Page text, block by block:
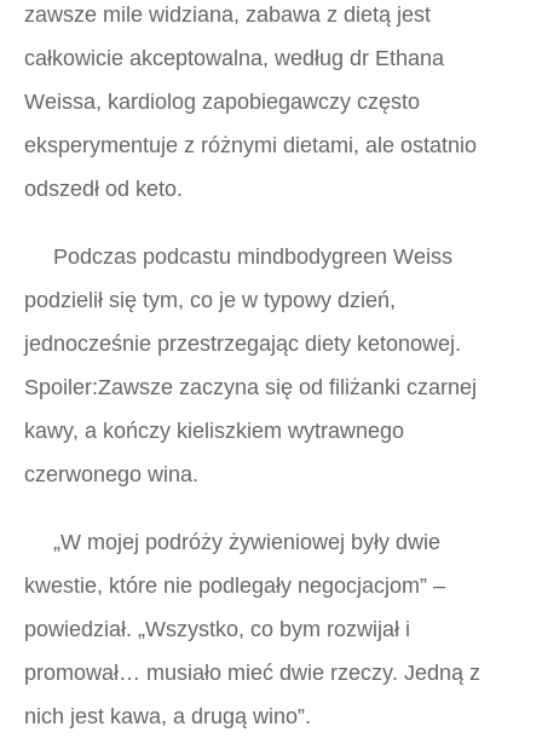
zawsze mile widziana, zabawa z dietą jest
całkowicie akceptowalna, według dr Ethana
Weissa, kardiolog zapobiegawczy często
eksperymentuje z różnymi dietami, ale ostatnio
odszedł od keto.
Podczas podcastu mindbodygreen Weiss
podzielił się tym, co je w typowy dzień,
jednocześnie przestrzegając diety ketonowej.
Spoiler:Zawsze zaczyna się od filiżanki czarnej
kawy, a kończy kieliszkiem wytrawnego
czerwonego wina.
„W mojej podróży żywieniowej były dwie
kwestie, które nie podlegały negocjacjom” –
powiedział. „Wszystko, co bym rozwijał i
promował… musiało mieć dwie rzeczy. Jedną z
nich jest kawa, a drugą wino”.